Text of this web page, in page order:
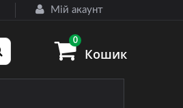
Мій акаунт
Кошик
0